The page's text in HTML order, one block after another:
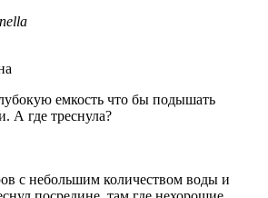
емкость что бы подышать
А где треснула?
с небольшим количеством воды и